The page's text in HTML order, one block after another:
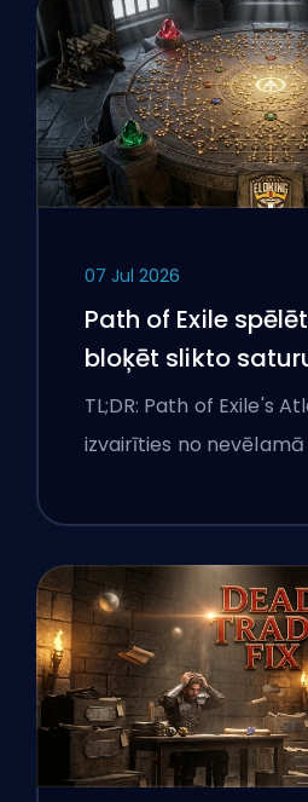
07 Jul 2026
Path of Exile
bloķēt slikto
joprojām cīnās ar
TL;DR: Path of Exile's
izvairīties no nevēlamā